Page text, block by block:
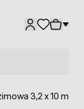
3,2 x 10 m